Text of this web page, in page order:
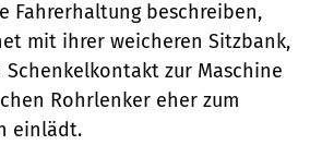
Fahrerhaltung beschreiben,
mit ihrer weicheren Sitzbank,
zur Maschine
Rohrlenker eher zum
einlädt.